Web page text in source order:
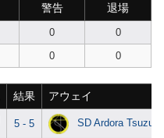
警告 退場
0
0
0 0
結果 アウェイ
5 - 5 SD Ardora Tsuzuki